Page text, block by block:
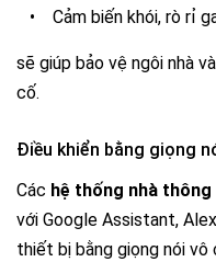
• Cảm biến khói, rò rỉ
sẽ giúp bảo vệ ngôi nhà
cố.
Điều khiển bằng giọng
Các hệ thống nhà thông
với Google Assistant,
thiết bị bằng giọng nói vô